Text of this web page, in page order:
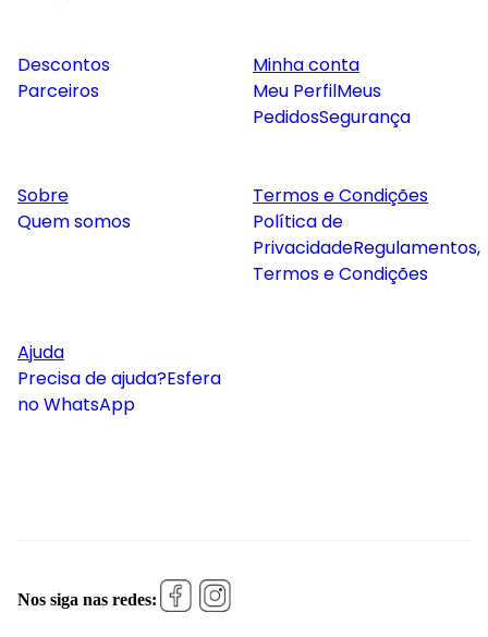
Descontos
Parceiros
Minha conta
Meu PerfilMeus
PedidosSegurança
Sobre
Quem somos
Termos e Condições
Política de
PrivacidadeRegulamentos,
Termos e Condições
Ajuda
Precisa de ajuda?Esfera
no WhatsApp
Nos siga nas redes: